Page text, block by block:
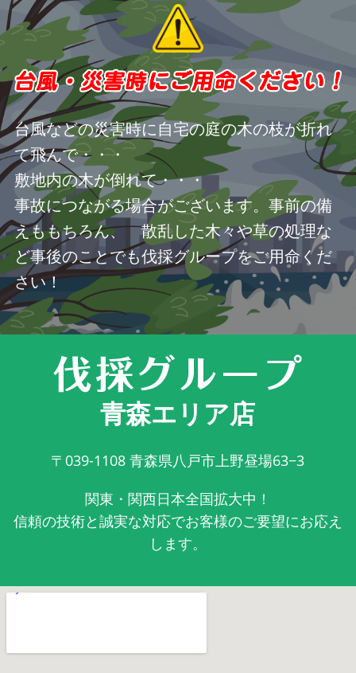
台風などの災害時に自宅の庭の木の枝が折れ
て飛んで・・・
敷地内の木が倒れて・・・
事故につながる場合がございます。事前の備
えももちろん、 散乱した木々や草の処理な
ど事後のことでも伐採グループをご用命くだ
さい！
青森エリア店
〒039-1108 青森県八戸市上野昼場63−3
関東・関西日本全国拡大中！
信頼の技術と誠実な対応でお客様のご要望にお応え
します。